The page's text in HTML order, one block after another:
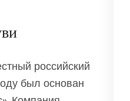
российский
был основан